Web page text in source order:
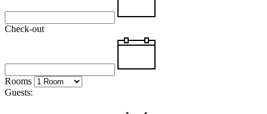
Check-out
Rooms
Guests: